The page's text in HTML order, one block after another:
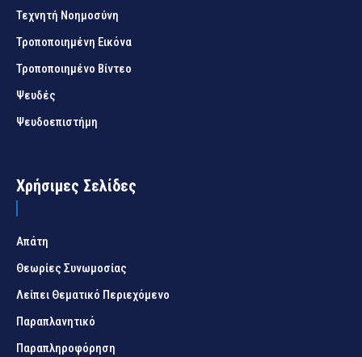
Τεχνητή Νοημοσύνη
Τροποποιημένη Εικόνα
Τροποποιημένο Βίντεο
Ψευδές
Ψευδοεπιστήμη
Χρήσιμες Σελίδες
Απάτη
Θεωρίες Συνωμοσίας
Λείπει Θεματικό Περιεχόμενο
Παραπλανητικό
Παραπληροφόρηση